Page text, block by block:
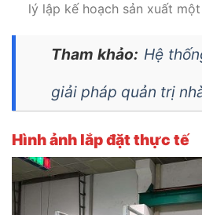
lý lập kế hoạch sản xuất
Tham khảo: Hệ
giải pháp quản trị
Hình ảnh lắp đặt thực tế